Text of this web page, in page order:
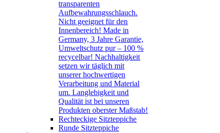
transparenten
Aufbewahrungsschlauch.
Nicht geeignet für den
Innenbereich! Made in
Germany, 3 Jahre Garantie,
Umweltschutz pur – 100 %
recycelbar! Nachhaltigkeit
setzen wir täglich mit
unserer hochwertigen
Verarbeitung und Material
um. Langlebigkeit und
Qualität ist bei unseren
Produkten oberster Maßstab!
Rechteckige Sitzteppiche
Runde Sitzteppiche